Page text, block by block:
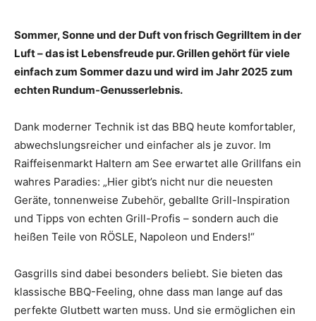
Sommer, Sonne und der Duft von frisch Gegrilltem in der
Luft – das ist Lebensfreude pur. Grillen gehört für viele
einfach zum Sommer dazu und wird im Jahr 2025 zum
echten Rundum-Genusserlebnis.
Dank moderner Technik ist das BBQ heute komfortabler,
abwechslungsreicher und einfacher als je zuvor. Im
Raiffeisenmarkt Haltern am See erwartet alle Grillfans ein
wahres Paradies: „Hier gibt’s nicht nur die neuesten
Geräte, tonnenweise Zubehör, geballte Grill-Inspiration
und Tipps von echten Grill-Profis – sondern auch die
heißen Teile von RÖSLE, Napoleon und Enders!“
Gasgrills sind dabei besonders beliebt. Sie bieten das
klassische BBQ-Feeling, ohne dass man lange auf das
perfekte Glutbett warten muss. Und sie ermöglichen ein